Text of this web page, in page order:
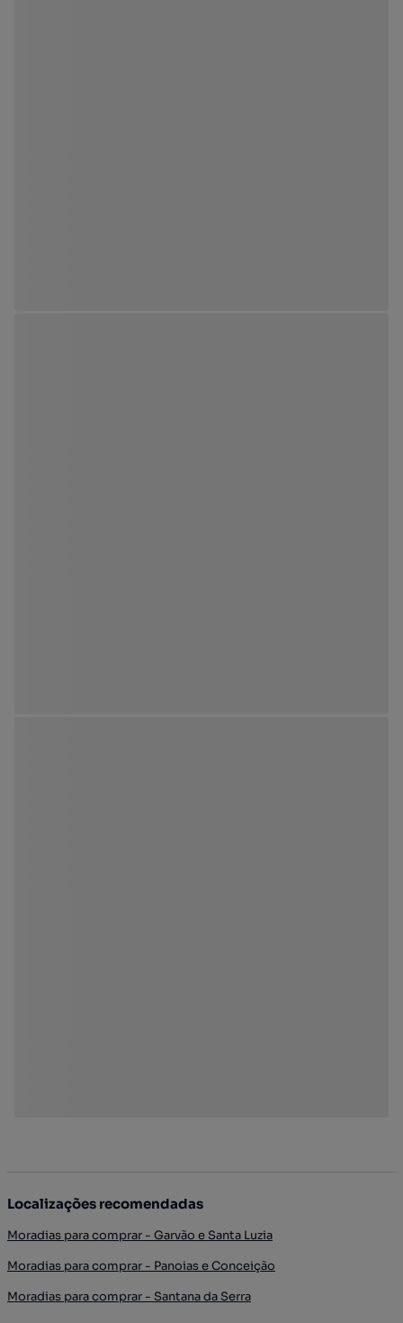
Localizações recomendadas
Moradias para comprar - Garvão e Santa Luzia
Moradias para comprar - Panoias e Conceição
Moradias para comprar - Santana da Serra